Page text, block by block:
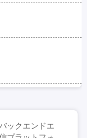
ックエンドエ